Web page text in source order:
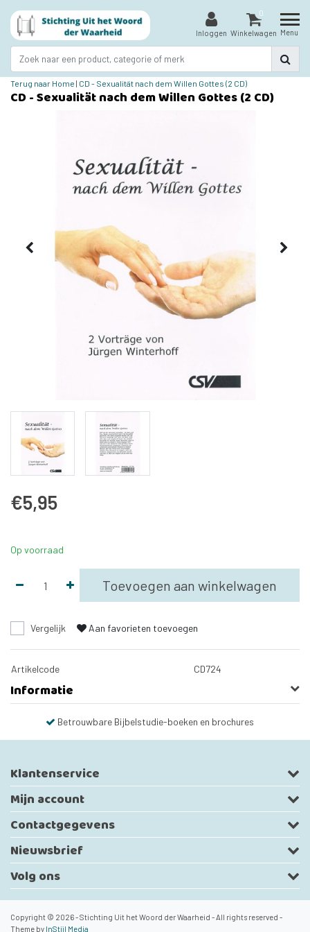
Inloggen
0
Winkelwagen Menu
Terug naar Home | CD - Sexualität nach dem Willen Gottes (2 CD)
CD - Sexualität nach dem Willen Gottes (2 CD)
€5,95
Op voorraad
Toevoegen aan winkelwagen
Vergelijk Aan favorieten toevoegen
Artikelcode CD724
Informatie
Betrouwbare Bijbelstudie-boeken en brochures
Klantenservice
Mijn account
Contactgegevens
Nieuwsbrief
Volg ons
Copyright © 2026 - Stichting Uit het Woord der Waarheid - All rights reserved -
Theme by InStijl Media